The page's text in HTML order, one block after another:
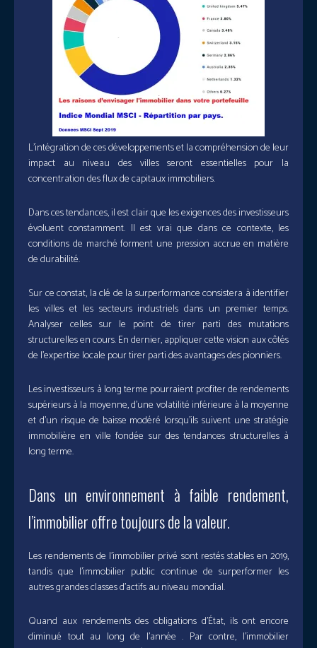
L’intégration de ces développements et la compréhension de leur
impact au niveau des villes seront essentielles pour la
concentration des flux de capitaux immobiliers.
Dans ces tendances, il est clair que les exigences des investisseurs
évoluent constamment. Il est vrai que dans ce contexte, les
conditions de marché forment une pression accrue en matière
de durabilité.
Sur ce constat, la clé de la surperformance consistera à identifier
les villes et les secteurs industriels dans un premier temps.
Analyser celles sur le point de tirer parti des mutations
structurelles en cours. En dernier, appliquer cette vision aux côtés
de l’expertise locale pour tirer parti des avantages des pionniers.
Les investisseurs à long terme pourraient profiter de rendements
supérieurs à la moyenne, d’une volatilité inférieure à la moyenne
et d’un risque de baisse modéré lorsqu’ils suivent une stratégie
immobilière en ville fondée sur des tendances structurelles à
long terme.
Dans un environnement à faible rendement,
l’immobilier offre toujours de la valeur.
Les rendements de l’immobilier privé sont restés stables en 2019,
tandis que l’immobilier public continue de surperformer les
autres grandes classes d’actifs au niveau mondial.
Quand aux rendements des obligations d’État, ils ont encore
diminué tout au long de l’année . Par contre, l’immobilier